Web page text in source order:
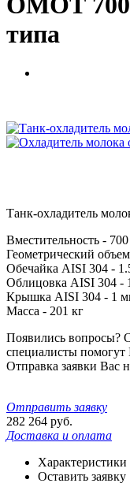
типа
Танк-охладитель
Вместительность -
Геометрический
Обечайка AISI 304 -
Облицовка AISI 304 -
Крышка AISI 304 - 1
Масса - 201 кг
Появились вопросы?
специалисты помогут
Отправка заявки Вас
Отправить заявку
282 264 руб.
Доставка и оплата
Характеристики
Оставить заявку